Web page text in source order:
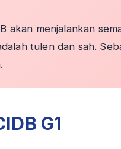
akan menjalankan
tulen dan sah.
G1